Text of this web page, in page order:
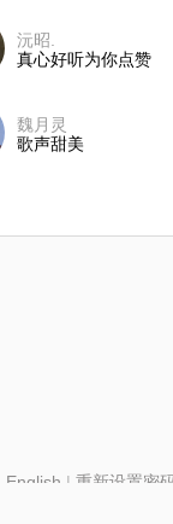
沅昭.
真心好听为你点赞
魏月灵
歌声甜美
English | 重新设置密